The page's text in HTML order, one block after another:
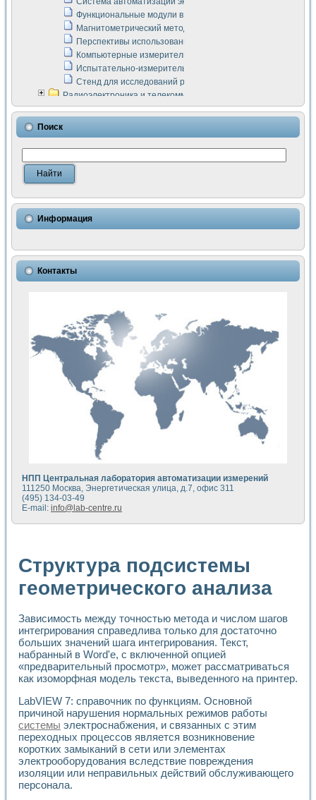
Функциональные модули в стандарте Nl SCXI для
Магнитометрический метод в дефектоскопии сварных
Перспективы использования машинного зрения в
Компьютерные измерительные системы для
Испытательно-измерительный комплекс аппаратуры для
Стенд для исследований рабочих процессов ДВС в
Радиоэлектроника и телекоммуникации
LabVIEW в расчетах радиолиний систем передачи данных
Аппаратно-программный комплекс для исследования
Виртуальный лабораторный стенд для исследования
Измерение шумовых параметров операционных
Измерительный преобразователь на основе цифровой
Использование NI LabVIEW для математического
Исследовние возможности создания измерителя ВАХ
Математическое моделирование генератора сигналов -
Применение осциллографического модуля с высоким
Симуляция отклика импульсного радиолокационного
Автоматизация формирования уравнений состояния для
Разработка автоматизированного стенда для измерения
Применение среды LabVIEW для построения картины
Портативная система для определения показателей
Использование LabVIEW для управления источником
Устройство для снятия вольт-амперных характеристик
Передовые научные технологии: нано-, фемто-,
Автоматизированная установка по измерению временных
Автоматизированный лабораторный комплекс на базе
Визуализация моделирования и оптимизации тепловой
Виртуальный прибор для исследования функциональных
Исследование возможности создания экономичного
Исследование кинетики движения макрочастиц в
Метод прогнозирования свойств дисперсных продуктов
Недорогая система управления сверхпроводящим
Применение технологий NI в курсе экспериментальной
Расчет переноса аэрозоля и выпадения осадка в
Применение NI VISION для геометрического анализа в
Система температурной стабилизации
Управление движением с помощью программно -
Система управления асинхронным тиристорным
Лазерный профилометр
Применение средств NATIONAL INSTRUMENTS для
Разработка автоматизированного стенда для
Автоматизированный стенд рентгеновской диагностики
Высокочувствительные оптоэлектронные
Установка для измерения диэлектрических свойств
Исследование кинетики зарождения и развития
Лабораторный электрический импедансный томограф на
Микрозондовая система для характеризации
Метод траекторий в исследовании
Промышленная автоматизация
Автоматизация технологических процессов получения
Поиск
Информация
Контакты
НПП Центральная лаборатория автоматизации измерений
111250 Москва, Энергетическая улица, д.7, офис 311
(495) 134-03-49
E-mail: info@lab-centre.ru
Структура подсистемы
геометрического анализа
Зависимость между точностью метода и числом шагов
интегрирования справедлива только для достаточно
больших значений шага интегрирования. Текст,
набранный в Word'e, с включенной опцией
«предварительный просмотр», может рассматриваться
как изоморфная модель текста, выведенного на принтер.
LabVIEW 7: справочник по функциям. Основной
причиной нарушения нормальных режимов работы
системы электроснабжения, и связанных с этим
переходных процессов является возникновение
коротких замыканий в сети или элементах
электрооборудования вследствие повреждения
изоляции или неправильных действий обслуживающего
персонала.